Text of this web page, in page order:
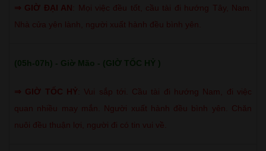
⇒ GIỜ ĐẠI AN
Mọi việc đều tốt, cầu tài đi hướng Tây, Nam.
Nhà cửa yên lành, người xuất hành đều bình yên.
(05h-07h) - Giờ Mão - (GIỜ TỐC HỶ )
⇒ GIỜ TỐC HỶ
Vui sắp tới. Cầu tài đi hướng Nam, đi việc
quan nhiều may mắn. Người xuất hành đều bình yên. Chăn
nuôi đều thuận lợi, người đi có tin vui về.